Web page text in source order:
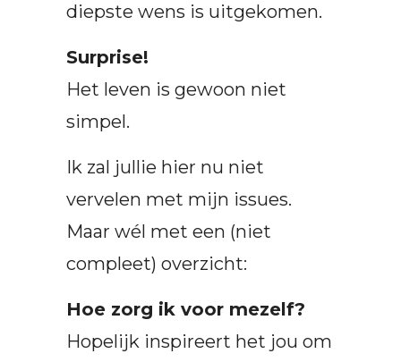
diepste wens is uitgekomen.
Surprise!
Het leven is gewoon niet
simpel.
Ik zal jullie hier nu niet
vervelen met mijn issues.
Maar wél met een (niet
compleet) overzicht:
Hoe zorg ik voor mezelf?
Hopelijk inspireert het jou om